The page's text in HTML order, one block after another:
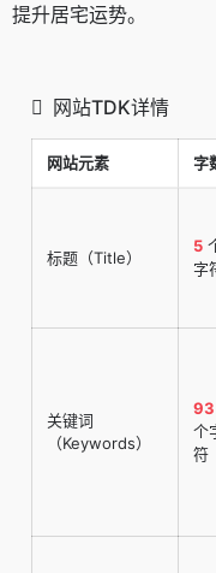
提升居宅运势。
网站TDK详情
网站元素 字
标题（Title）
5
字
关键词
（Keywords）
93
个
符